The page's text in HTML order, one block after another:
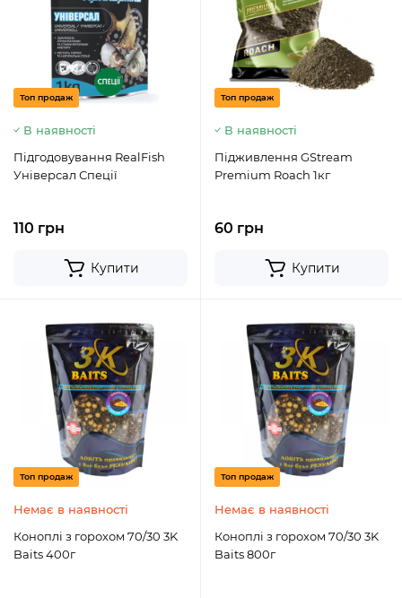
Топ продаж
В наявності
Підгодовування RealFish
Універсал Спеції
110 грн
Купити
Топ продаж
В наявності
Підживлення GStream
Premium Roach 1кг
60 грн
Купити
Топ продаж
Немає в наявності
Коноплі з горохом 70/30 3K
Baits 400г
Топ продаж
Немає в наявності
Коноплі з горохом 70/30 3K
Baits 800г